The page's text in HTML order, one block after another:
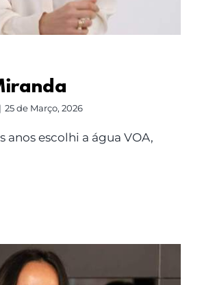
| 25 de Março, 2026
anos escolhi a água VOA,